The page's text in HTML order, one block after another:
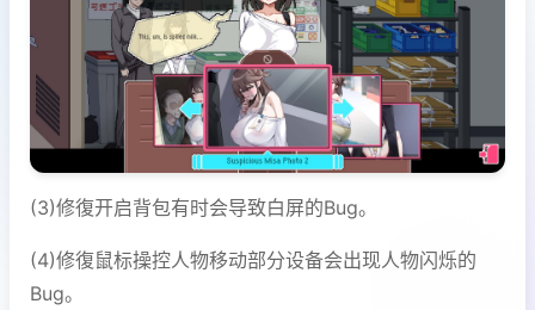
(3)修復开启背包有时会导致白屏的Bug。
(4)修復鼠标操控人物移动部分设备会出现人物闪烁的
Bug。